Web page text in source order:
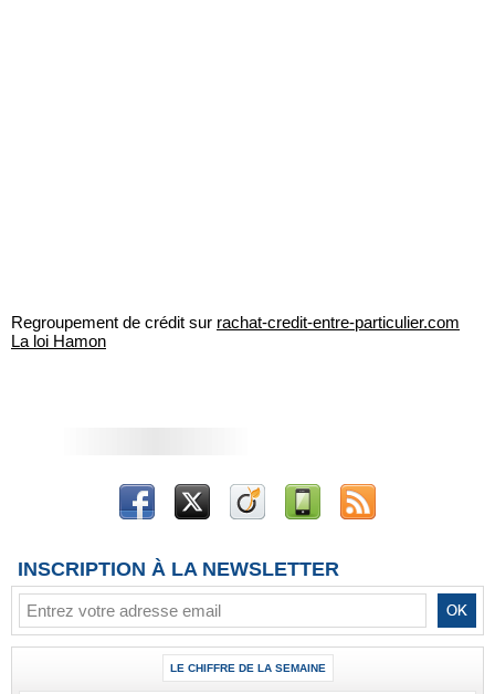
Regroupement de crédit sur rachat-credit-entre-particulier.com
La loi Hamon
INSCRIPTION À LA NEWSLETTER
LE CHIFFRE DE LA SEMAINE